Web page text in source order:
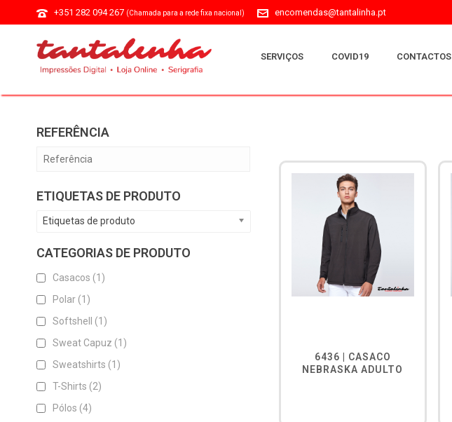
+351 282 094 267 (Chamada para a rede fixa nacional) encomendas@tantalinha.pt
SERVIÇOS COVID19 CONTACTOS
6436 | CASACO
NEBRASKA ADULTO
REFERÊNCIA
ETIQUETAS DE PRODUTO
Etiquetas de produto
CATEGORIAS DE PRODUTO
Casacos (1)
Polar (1)
Softshell
(1)
Sweat Capuz (1)
Sweatshirts (1)
T-Shirts (2)
Pólos (4)